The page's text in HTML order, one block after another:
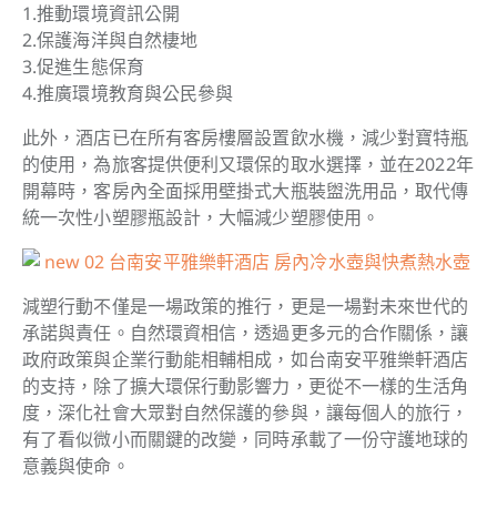
1.推動環境資訊公開
2.保護海洋與自然棲地
3.促進生態保育
4.推廣環境教育與公民參與
此外，酒店已在所有客房樓層設置飲水機，減少對寶特瓶
的使用，為旅客提供便利又環保的取水選擇，並在2022年
開幕時，客房內全面採用壁掛式大瓶裝盥洗用品，取代傳
統一次性小塑膠瓶設計，大幅減少塑膠使用。
減塑行動不僅是一場政策的推行，更是一場對未來世代的
承諾與責任。自然環資相信，透過更多元的合作關係，讓
政府政策與企業行動能相輔相成，如台南安平雅樂軒酒店
的支持，除了擴大環保行動影響力，更從不一樣的生活角
度，深化社會大眾對自然保護的參與，讓每個人的旅行，
有了看似微小而關鍵的改變，同時承載了一份守護地球的
意義與使命。